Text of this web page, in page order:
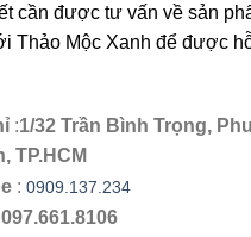
cần được tư vấn về sản
Thảo Mộc Xanh để được
:1/32 Trần Bình Trọng,
TP.HCM
: 0909.137.234
097.661.8106